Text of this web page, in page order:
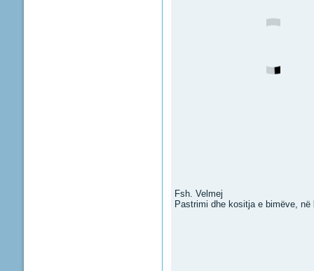
Fsh. Velmej
Pastrimi dhe kositja e bimëve,